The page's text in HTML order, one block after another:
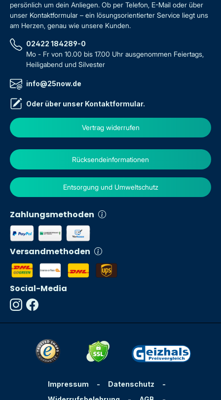
persönlich um dein Anliegen. Ob per Telefon, E-Mail oder über
unser Kontaktformular – ein lösungsorientierter Service liegt uns
am Herzen, genau wie unsere Kunden.
02422 184289-0
Mo - Fr von 10.00 bis 17.00 Uhr ausgenommen Feiertags,
Heiligabend und Silvester
info@25now.de
Oder über unser Kontaktformular.
Vertrag widerrufen
Zahlungsmethoden
Versandmethoden
Rücksendeinformationen
Entsorgung und Umweltschutz
Social-Media
Impressum - Datenschutz
-